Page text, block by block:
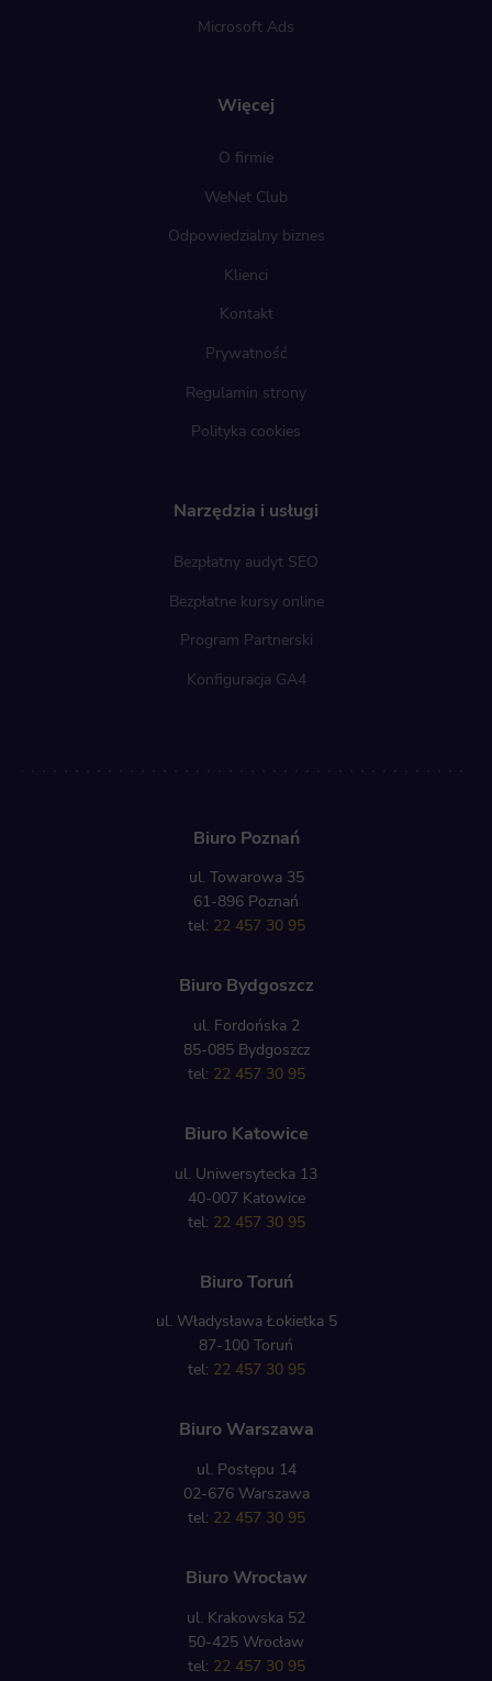
Więcej
O firmie
WeNet Club
Odpowiedzialny biznes
Klienci
Kontakt
Prywatność
Regulamin strony
Polityka cookies
Narzędzia i usługi
Bezpłatny audyt SEO
Bezpłatne kursy online
Program Partnerski
Konfiguracja GA4
Microsoft Ads
Biuro Poznań
ul. Towarowa 35
61-896 Poznań
tel: 22 457 30 95
Biuro Bydgoszcz
ul. Fordońska 2
85-085 Bydgoszcz
tel: 22 457 30 95
Biuro Katowice
ul. Uniwersytecka 13
40-007 Katowice
tel: 22 457 30 95
Biuro Toruń
ul. Władysława Łokietka 5
87-100 Toruń
tel: 22 457 30 95
Biuro Warszawa
ul. Postępu 14
02-676 Warszawa
tel: 22 457 30 95
Biuro Wrocław
ul. Krakowska 52
50-425 Wrocław
tel: 22 457 30 95